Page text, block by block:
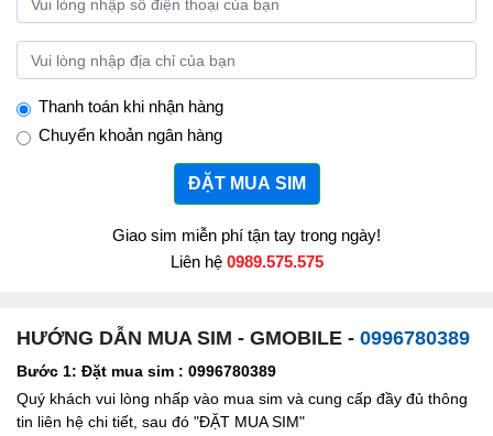
Thanh toán khi nhận hàng
Chuyển khoản ngân hàng
ĐẶT MUA SIM
Giao sim miễn phí tận tay trong ngày!
Liên hệ 0989.575.575
HƯỚNG DẪN MUA SIM - GMOBILE - 0996780389
Bước 1: Đặt mua sim : 0996780389
Quý khách vui lòng nhấp vào mua sim và cung cấp đầy đủ thông
tin liên hệ chi tiết, sau đó "ĐẶT MUA SIM"